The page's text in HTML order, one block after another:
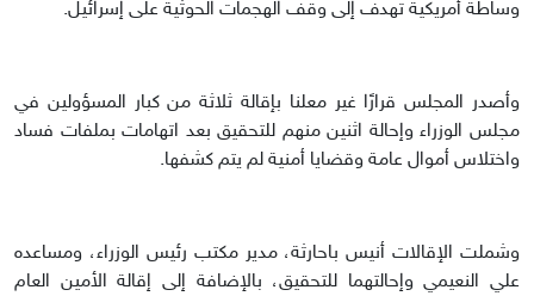
وساطة أمريكية تهدف إلى وقف الهجمات الحوثية على إسرائيل.
وأصدر المجلس قرارًا غير معلنا بإقالة ثلاثة من كبار المسؤولين في
مجلس الوزراء وإحالة اثنين منهم للتحقيق بعد اتهامات بملفات فساد
واختلاس أموال عامة وقضايا أمنية لم يتم كشفها.
وشملت الإقالات أنيس باحارثة، مدير مكتب رئيس الوزراء، ومساعده
علي النعيمي وإحالتهما للتحقيق، بالإضافة إلى إقالة الأمين العام